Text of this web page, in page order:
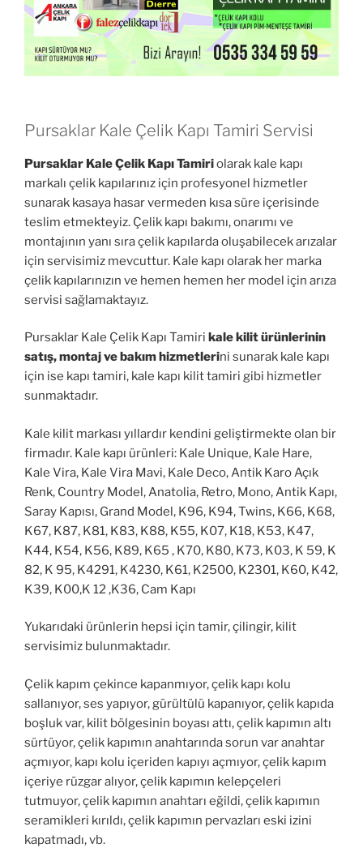
Pursaklar Kale Çelik Kapı Tamiri Servisi
Pursaklar Kale Çelik Kapı Tamiriolarak kale kapı
markalı çelik kapılarınız için profesyonel hizmetler
sunarak kasaya hasar vermeden kısa süre içerisinde
teslim etmekteyiz. Çelik kapı bakımı, onarımı ve
montajının yanı sıra çelik kapılarda oluşabilecek arızalar
için servisimiz mevcuttur. Kale kapı olarak her marka
çelik kapılarınızın ve hemen hemen her model için arıza
servisi sağlamaktayız.
Pursaklar Kale Çelik Kapı Tamiri kale kilit ürünlerinin
satış, montaj ve bakım hizmetlerini sunarak kale kapı
için ise kapı tamiri, kale kapı kilit tamiri gibi hizmetler
sunmaktadır.
Kale kilit markası yıllardır kendini geliştirmekte olan bir
firmadır. Kale kapı ürünleri: Kale Unique, Kale Hare,
Kale Vira, Kale Vira Mavi, Kale Deco, Antik Karo Açık
Renk, Country Model, Anatolia, Retro, Mono, Antik Kapı,
Saray Kapısı, Grand Model, K96, K94, Twins, K66, K68,
K67, K87, K81, K83, K88, K55, K07, K18, K53, K47,
K44, K54, K56, K89, K65 , K70, K80, K73, K03, K 59, K
82, K 95, K4291, K4230, K61, K2500, K2301, K60, K42,
K39, K00,K 12 ,K36, Cam Kapı
Yukarıdaki ürünlerin hepsi için tamir, çilingir, kilit
servisimiz bulunmaktadır.
Çelik kapım çekince kapanmıyor, çelik kapı kolu
sallanıyor, ses yapıyor, gürültülü kapanıyor, çelik kapıda
boşluk var, kilit bölgesinin boyası attı, çelik kapımın altı
sürtüyor, çelik kapımın anahtarında sorun var anahtar
açmıyor, kapı kolu içeriden kapıyı açmıyor, çelik kapım
içeriye rüzgar alıyor, çelik kapımın kelepçeleri
tutmuyor, çelik kapımın anahtarı eğildi, çelik kapımın
seramikleri kırıldı, çelik kapımın pervazları eski izini
kapatmadı, vb.